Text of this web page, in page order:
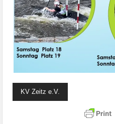
KV Zeitz e.V.